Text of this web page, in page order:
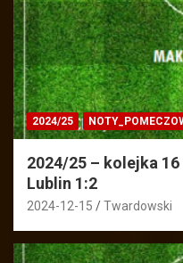
2024/25
2024/25 – kolejka
Lublin 1:2
2024-12-15 Twardowski